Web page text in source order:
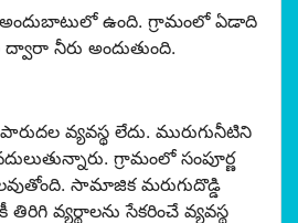
ఉంది. గ్రామంలో ఏడాది
నీరు అందుతుంది.
వ్యవస్థ లేదు. మురుగునీటిని
గ్రామంలో సంపూర్ణ
సామాజిక మరుగుదొడ్డి
తిరిగి వ్యర్థాలను సేకరించే వ్యవస్థ